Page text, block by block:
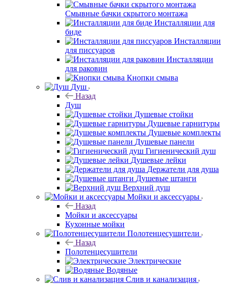
Смывные бачки скрытого монтажа
Инсталляции для
биде
Инсталляции
для писсуаров
Инсталляции
для раковин
Кнопки смыва
Душ
Назад
Душ
Душевые стойки
Душевые гарнитуры
Душевые комплекты
Душевые панели
Гигиенический душ
Душевые лейки
Держатели для душа
Душевые штанги
Верхний душ
Мойки и аксессуары
Назад
Мойки и аксессуары
Кухонные мойки
Полотенцесушители
Назад
Полотенцесушители
Электрические
Водяные
Слив и канализация